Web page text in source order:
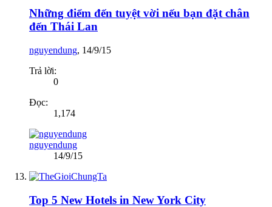
Những điểm đến tuyệt vời nếu bạn đặt chân
đến Thái Lan
nguyendung, 14/9/15
Trả lời:
0
Đọc:
1,174
nguyendung
14/9/15
Top 5 New Hotels in New York City